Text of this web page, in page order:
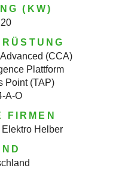
(KW)
(CCA)
Plattform
Point (TAP)
A-O
FIRMEN
Elektro Helber